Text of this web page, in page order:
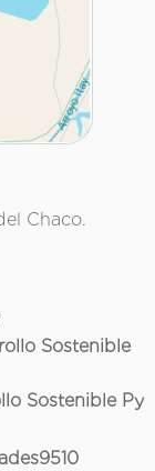
Chaco.
Sostenible
Sostenible Py